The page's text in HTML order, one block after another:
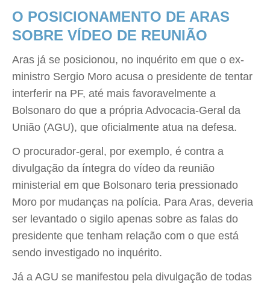
O POSICIONAMENTO DE ARAS
SOBRE VÍDEO DE REUNIÃO
Aras já se posicionou, no inquérito em que o ex-
ministro Sergio Moro acusa o presidente de tentar
interferir na PF, até mais favoravelmente a
Bolsonaro do que a própria Advocacia-Geral da
União (AGU), que oficialmente atua na defesa.
O procurador-geral, por exemplo, é contra a
divulgação da íntegra do vídeo da reunião
ministerial em que Bolsonaro teria pressionado
Moro por mudanças na polícia. Para Aras, deveria
ser levantado o sigilo apenas sobre as falas do
presidente que tenham relação com o que está
sendo investigado no inquérito.
Já a AGU se manifestou pela divulgação de todas